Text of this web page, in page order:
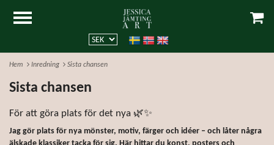
Hem Inredning Sista chansen
Sista chansen
För att göra plats för det nya 🌿✨
Jag gör plats för nya mönster, motiv, färger och idéer – och låter några